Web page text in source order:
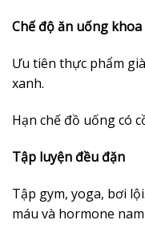
Chế độ ăn uống khoa
Ưu tiên thực phẩm
xanh.
Hạn chế đồ uống có
Tập luyện đều đặn
Tập gym, yoga, bơi
máu và hormone